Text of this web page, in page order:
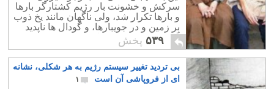
سرکش و خشونت بار رژیم کشتارگر بارها
و بارها تکرار شد، ولی ناگهان مانند یخ ذوب
بر زمین و در جویبارها، و گودال ها ناپدید
گردید. این جنبش کجا رفت؟.
۵۳۹ پخش
بی تردید تغییر سیستم رژیم به هر شکلی، نشانه
ای از فروپاشی آن است
۱